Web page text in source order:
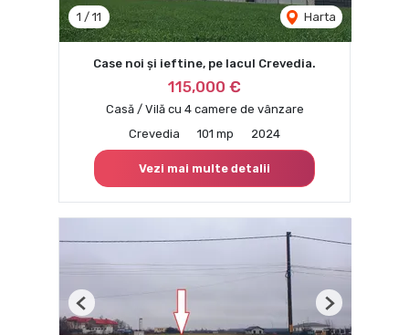
1 / 11 Harta
Case noi și ieftine, pe lacul Crevedia.
115,000 €
Casă / Vilă cu 4 camere de vânzare
Crevedia
101 mp 2024
Vezi mai multe detalii
Previous Next